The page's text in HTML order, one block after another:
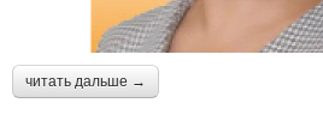
читать дальше →